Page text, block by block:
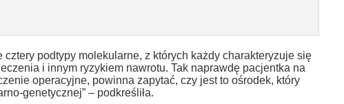
podtypy molekularne, z których każdy charakteryzuje się
i innym ryzykiem nawrotu. Tak naprawdę pacjentka na
operacyjne, powinna zapytać, czy jest to ośrodek, który
genetycznej” – podkreśliła.